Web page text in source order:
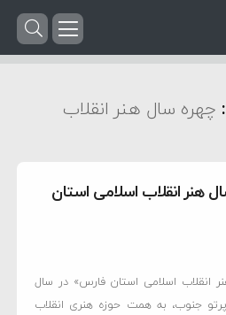
چهره سال هنر انقلاب
هنر انقلاب اسلامی استان
انقلاب اسلامی استان فارس» در سال
پرتو جنوب، به همت حوزه هنری انقلاب